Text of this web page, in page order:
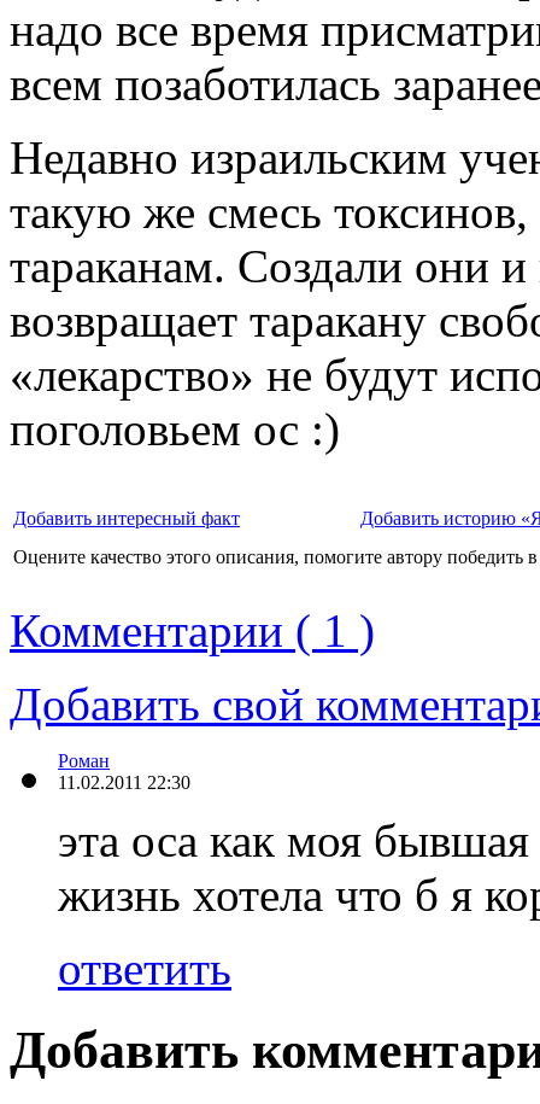
надо все время
всем позаботилась
Недавно израильским
такую же смесь
тараканам. Создали они
возвращает таракану
«лекарство» не будут
поголовьем ос :)
Добавить интересный факт
Добавить историю
Оцените качество этого описания, помогите автору победить
Комментарии ( 1 )
Добавить свой
Роман
11.02.2011 22:30
эта оса как моя
жизнь хотела что б я
ответить
Добавить